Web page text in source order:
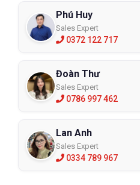
Phú Huy
Sales Expert
0372 122 717
Đoàn Thư
Sales Expert
0786 997 462
Lan Anh
Sales Expert
0334 789 967